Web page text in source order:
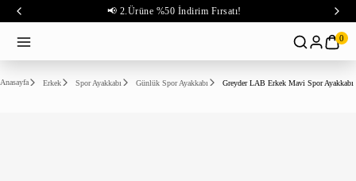
📢 2.Ürüne %50 İndirim Fırsatı!
0
Anasayfa Erkek Spor Ayakkabı Günlük Spor Ayakkabı Greyder LAB Erkek Mavi Spor Ayakkabı